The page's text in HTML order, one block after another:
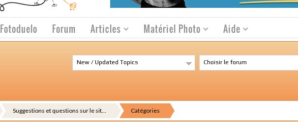
Fotoduelo Forum Articles Matériel Photo Aide
Choisir le forum
New / Updated Topics
Suggestions et questions sur le sit… Catégories